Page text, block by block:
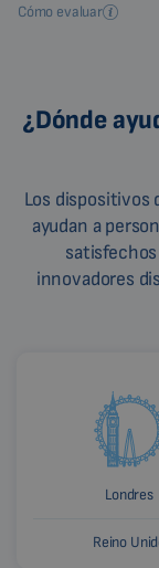
Cómo evaluar
¿Dónde
Los dispositivos
ayudan a
innovadores
Londres
Reino